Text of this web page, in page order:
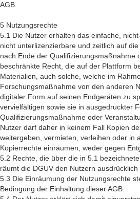
AGB.
5 Nutzungsrechte
5.1 Die Nutzer erhalten das einfache,
nicht unterlizenzierbare und zeitlich auf
nach Ende der Qualifizierungsmaßnahme
beschränkte Recht, die auf der Plattform
Materialien, auch solche, welche im
Forschungsmaßnahme von den anderen
digitaler Form auf seinen Endgeräten zu
vervielfältigen sowie sie in ausgedruckter
Qualifizierungsmaßnahme oder
Nutzer darf daher in keinem Fall Kopien
weitergeben, vermieten, verleihen oder in
Kopierrechte einräumen, weder gegen
5.2 Rechte, die über die in 5.1
räumt die DGUV den Nutzern ausdrücklich
5.3 Die Einräumung der Nutzungsrechte
Bedingung der Einhaltung dieser AGB.